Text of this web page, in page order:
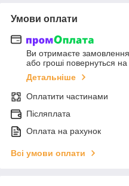
Умови оплати
Ви отримаєте замовлення
або гроші повернуться
Детальніше
Оплатити частинами
Післяплата
Оплата на рахунок
Всі умови оплати